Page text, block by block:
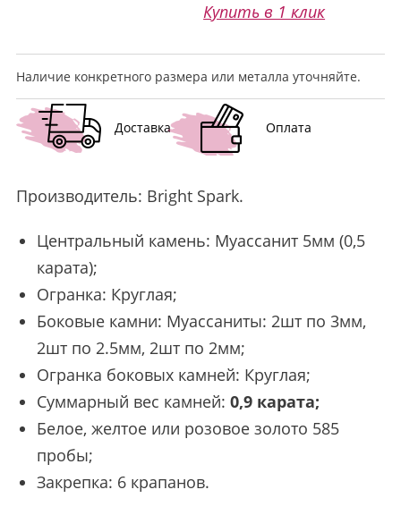
Купить в 1 клик
Наличие конкретного размера или металла уточняйте.
Доставка Оплата
Производитель: Bright Spark.
Центральный камень: Муассанит 5мм (0,5
карата);
Огранка: Круглая;
Боковые камни: Муассаниты: 2шт по 3мм,
2шт по 2.5мм, 2шт по 2мм;
Огранка боковых камней: Круглая;
Суммарный вес камней: 0,9 карата;
Белое, желтое или розовое золото 585
пробы;
Закрепка: 6 крапанов.